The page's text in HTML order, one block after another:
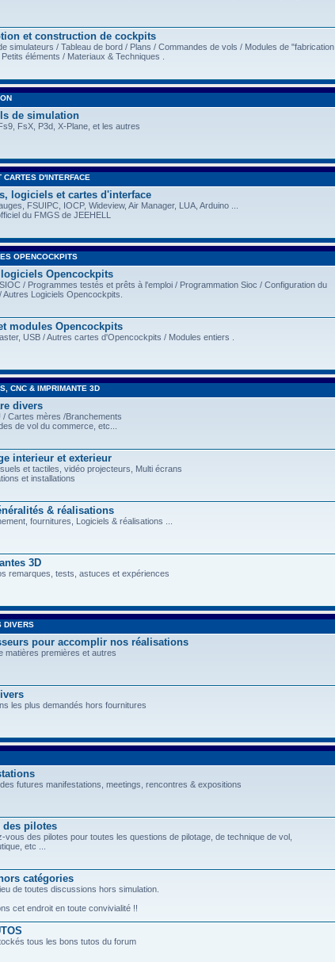
et construction de cockpits
simulateurs / Tableau de bord / Plans / Commandes de vols / Modules de "fabrication
éléments / Materiaux & Techniques .
de simulation
FsX, P3d, X-Plane, et les autres
D'INTERFACE
logiciels et cartes d'interface
FSUIPC, IOCP, Wideview, Air Manager, LUA, Arduino ...
du FMGS de JEEHELL
OPENCOCKPITS
Opencockpits
/ Programmes testés et prêts à l'emploi / Programmation Sioc / Configuration du
Autres Logiciels Opencockpits.
modules Opencockpits
USB / Autres cartes d'Opencockpits / Modules entiers .
CNC & IMPRIMANTE 3D
divers
/ Cartes mères /Branchements
de vol du commerce, etc...
interieur et exterieur
et tactiles, vidéo projecteurs, Multi écrans
et installations
& réalisations
fournitures, Logiciels & réalisations ...
3D
remarques, tests, astuces et expériences
DIVERS
pour accomplir nos réalisations
matières premières et autres
les plus demandés hors fournitures
futures manifestations, meetings, rencontres & expositions
des pilotes
vous des pilotes pour toutes les questions de pilotage, de technique de vol,
etc ...
catégories
de toutes discussions hors simulation.
cet endroit en toute convivialité !!
tous les bons tutos du forum